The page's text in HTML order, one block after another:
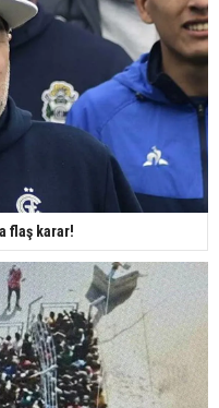
flaş karar!